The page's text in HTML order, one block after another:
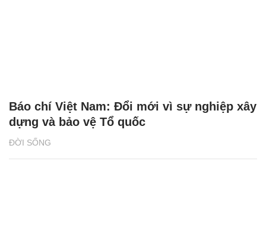
ĐỜI SỐNG
Báo chí Việt Nam: Đổi mới vì sự nghiệp xây
dựng và bảo vệ Tổ quốc